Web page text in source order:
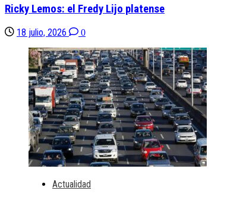
Ricky Lemos: el Fredy Lijo platense
18 julio, 2026 0
Actualidad